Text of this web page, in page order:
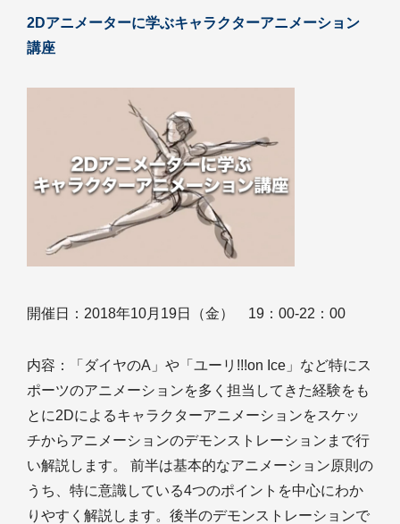
2Dアニメーターに学ぶキャラクターアニメーション
講座
開催日：2018年10月19日（金） 19：00-22：00
内容：「ダイヤのA」や「ユーリ!!!on Ice」など特にス
ポーツのアニメーションを多く担当してきた経験をも
とに2Dによるキャラクターアニメーションをスケッ
チからアニメーションのデモンストレーションまで行
い解説します。 前半は基本的なアニメーション原則の
うち、特に意識している4つのポイントを中心にわか
りやすく解説します。後半のデモンストレーションで